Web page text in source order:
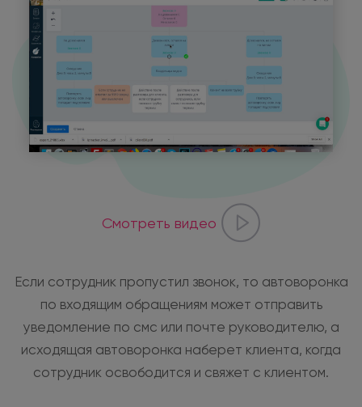
Смотреть видео
Если сотрудник пропустил звонок, то автоворонка
по входящим обращениям может отправить
уведомление по смс или почте руководителю, а
исходящая автоворонка наберет клиента, когда
сотрудник освободится и свяжет с клиентом.